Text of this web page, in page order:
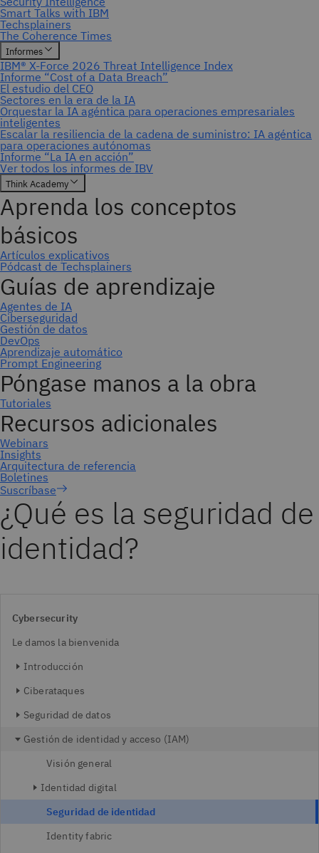
Suscríbase
¿Qué es la seguridad de
identidad?
Cybersecurity
Le damos la bienvenida
Introducción
Ciberataques
Seguridad de datos
Gestión de identidad y acceso (IAM)
Visión general
Identidad digital
Seguridad de identidad
Identity fabric